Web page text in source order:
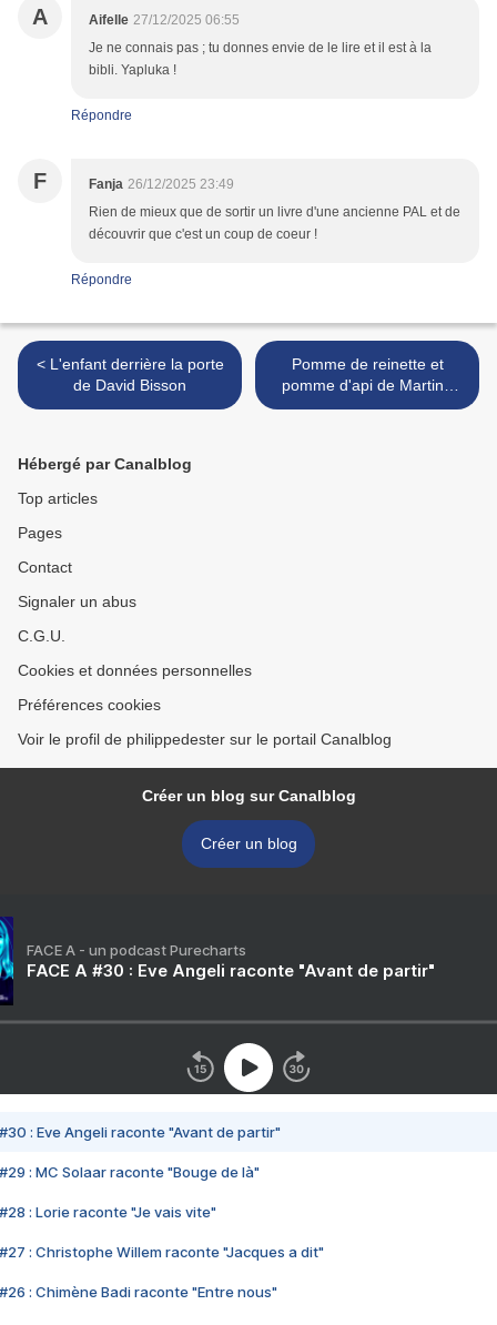
A Aifelle 27/12/2025 06:55
Je ne connais pas ; tu donnes envie de le lire et il est à la
bibli. Yapluka !
Répondre
F Fanja 26/12/2025 23:49
Rien de mieux que de sortir un livre d'une ancienne PAL et de
découvrir que c'est un coup de coeur !
Répondre
< L'enfant derrière la porte
de David Bisson
Pomme de reinette et
pomme d'api de Martine
Roland >
Hébergé par Canalblog
Top articles
Pages
Contact
Signaler un abus
C.G.U.
Cookies et données personnelles
Préférences cookies
Voir le profil de philippedester sur le portail Canalblog
Créer un blog sur Canalblog
Créer un blog
FACE A - un podcast Purecharts
FACE A #30 : Eve Angeli raconte "Avant de partir"
#30 : Eve Angeli raconte "Avant de partir"
#29 : MC Solaar raconte "Bouge de là"
#28 : Lorie raconte "Je vais vite"
#27 : Christophe Willem raconte "Jacques a dit"
#26 : Chimène Badi raconte "Entre nous"